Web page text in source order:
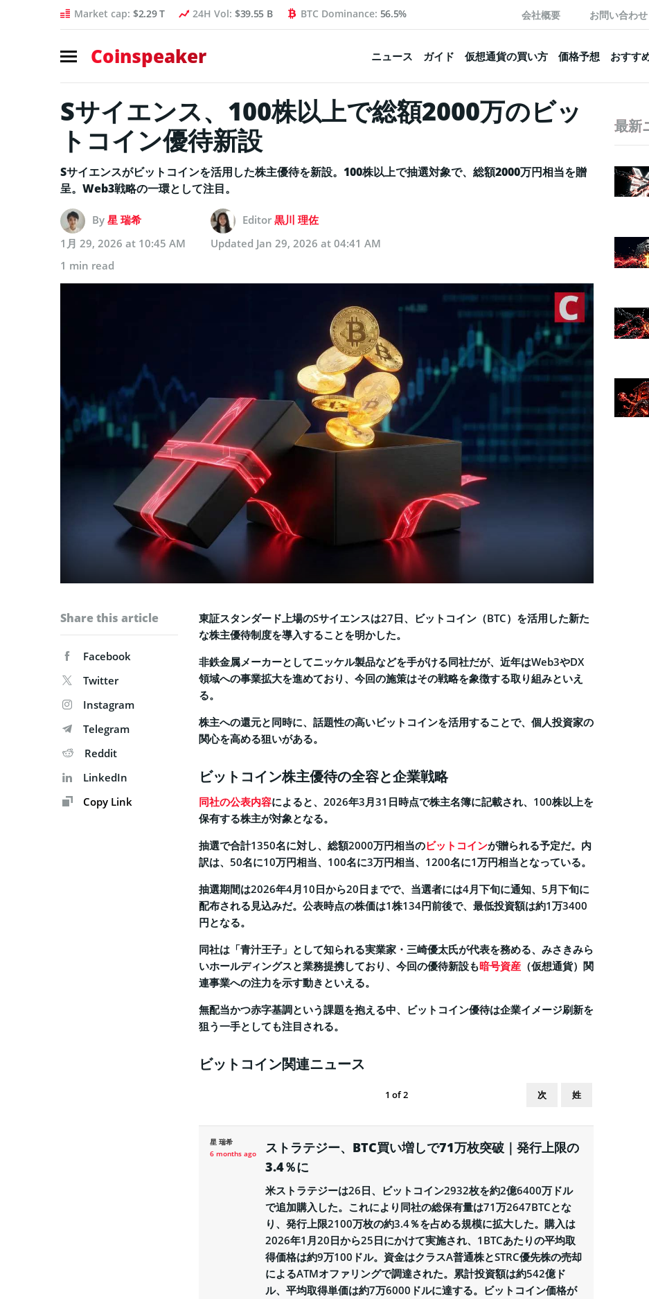
Market cap: $2.29 T 24H Vol: $39.55 B BTC Dominance: 56.5% 会社概要 お問い合わせ
Coinspeaker ニュース ガイド 仮想通貨の買い方 価格予想 おすす
Sサイエンス、100株以上で総額2000万のビッ
トコイン優待新設
Sサイエンスがビットコインを活用した株主優待を新設。100株以上で抽選対象で、総額2000万円相当を贈
呈。Web3戦略の一環として注目。
By 星 瑞希 Editor 黒川 理佐
1月 29, 2026 at 10:45 AM
Updated Jan 29, 2026 at 04:41 AM
1 min read
Share this article
Facebook
Twitter
Instagram
Telegram
Reddit
LinkedIn
Copy Link
東証スタンダード上場のSサイエンスは27日、ビットコイン（BTC）を活用した新た
な株主優待制度を導入することを明かした。
非鉄金属メーカーとしてニッケル製品などを手がける同社だが、近年はWeb3やDX
領域への事業拡大を進めており、今回の施策はその戦略を象徴する取り組みといえ
る。
株主への還元と同時に、話題性の高いビットコインを活用することで、個人投資家の
関心を高める狙いがある。
ビットコイン株主優待の全容と企業戦略
同社の公表内容によると、2026年3月31日時点で株主名簿に記載され、100株以上を
保有する株主が対象となる。
抽選で合計1350名に対し、総額2000万円相当のビットコインが贈られる予定だ。内
訳は、50名に10万円相当、100名に3万円相当、1200名に1万円相当となっている。
抽選期間は2026年4月10日から20日までで、当選者には4月下旬に通知、5月下旬に
配布される見込みだ。公表時点の株価は1株134円前後で、最低投資額は約1万3400
円となる。
同社は「青汁王子」として知られる実業家・三崎優太氏が代表を務める、みさきみら
いホールディングスと業務提携しており、今回の優待新設も暗号資産 （仮想通貨）関
連事業への注力を示す動きといえる。
無配当かつ赤字基調という課題を抱える中、ビットコイン優待は企業イメージ刷新を
狙う一手としても注目される。
ビットコイン関連ニュース
1 of2 次 姓
星 瑞希
6 months ago
ストラテジー、BTC買い増しで71万枚突破｜発行上限の
3.4％に
米ストラテジーは26日、ビットコイン2932枚を約2億6400万ドル
で追加購入した。これにより同社の総保有量は71万2647BTCとな
り、発行上限2100万枚の約3.4％を占める規模に拡大した。購入は
2026年1月20日から25日にかけて実施され、1BTCあたりの平均取
得価格は約9万100ドル。資金はクラスA普通株とSTRC優先株の売却
によるATMオファリングで調達された。累計投資額は約542億ド
ル、平均取得単価は約7万6000ドルに達する。ビットコイン価格が
最新